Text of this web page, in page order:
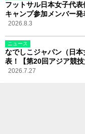
フットサル日本女子代
キャンプ参加メンバー発
2026.8.3
ニュース
なでしこジャパン（日
表！【第20回アジア競技
2026.7.27